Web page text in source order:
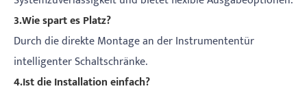
3.Wie spart es Platz?
Durch die direkte Montage an der Instrumententür
intelligenter Schaltschränke.
4.Ist die Installation einfach?